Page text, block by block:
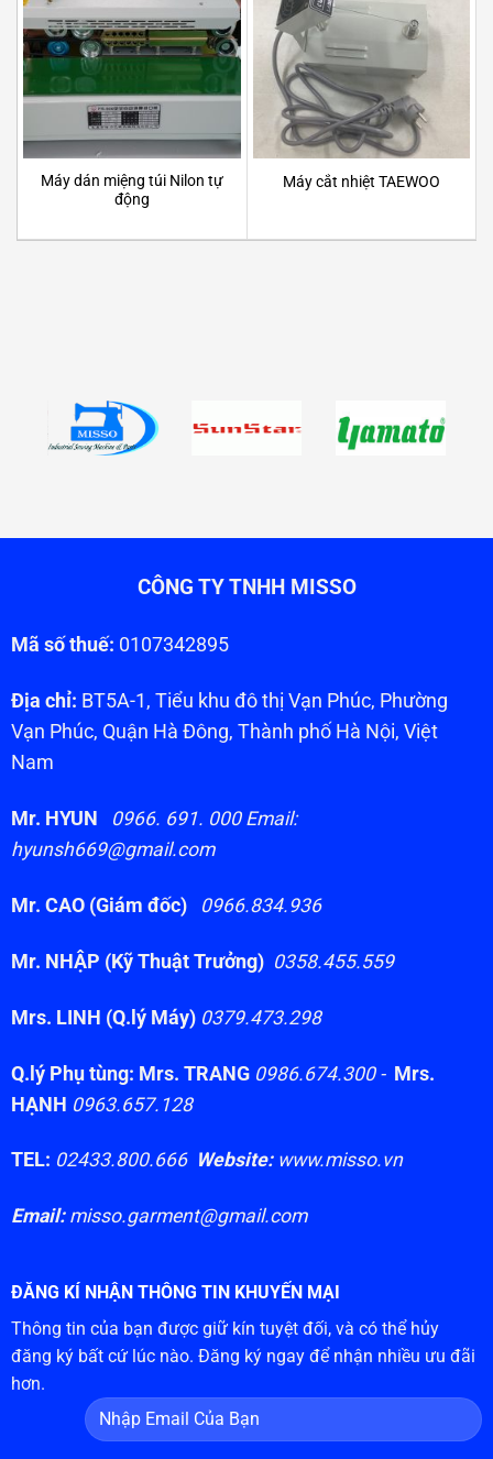
Máy dán miệng túi Nilon tự
động
Máy cắt nhiệt TAEWOO
CÔNG TY TNHH MISSO
Mã số thuế: 0107342895
Địa chỉ: BT5A-1, Tiểu khu đô thị Vạn Phúc, Phường
Vạn Phúc, Quận Hà Đông, Thành phố Hà Nội, Việt
Nam
Mr. HYUN
0966. 691. 000 Email:
hyunsh669@gmail.com
Mr. CAO (Giám đốc) 0966.834.936
Mr. NHẬP (Kỹ Thuật Trưởng) 0358.455.559
Mrs. LINH (Q.lý Máy) 0379.473.298
Q.lý Phụ tùng: Mrs. TRANG 0986.674.300 - Mrs.
HẠNH 0963.657.128
TEL: 02433.800.666 Website:www.misso.vn
Email:misso.garment@gmail.com
ĐĂNG KÍ NHẬN THÔNG TIN KHUYẾN MẠI
Thông tin của bạn được giữ kín tuyệt đối, và có thể hủy
đăng ký bất cứ lúc nào. Đăng ký ngay để nhận nhiều ưu đãi
hơn.